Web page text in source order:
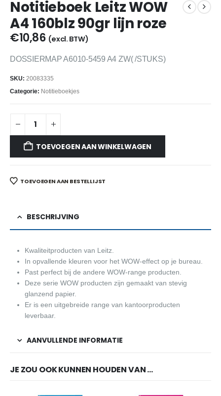
Notitieboek Leitz WOW
A4 160blz 90gr lijn roze
€10,86 (excl. BTW)
DOSSIERMAP A6010-5459 A4 ZW( /STUKS)
SKU: 20083335
Categorie: Notitieboekjes
TOEVOEGEN AAN WINKELWAGEN
TOEVOEGEN AAN BESTELLIJST
BESCHRIJVING
Kwaliteitproducten van Leitz.
In opvallende kleuren voor het WOW-effect op je bureau.
Past perfect bij de andere WOW-range producten.
Deze serie WOW producten zijn gemaakt van stevig
glanzend papier.
Er is een uitgebreide range van kantoorproducten
leverbaar.
AANVULLENDE INFORMATIE
JE ZOU OOK KUNNEN HOUDEN VAN …